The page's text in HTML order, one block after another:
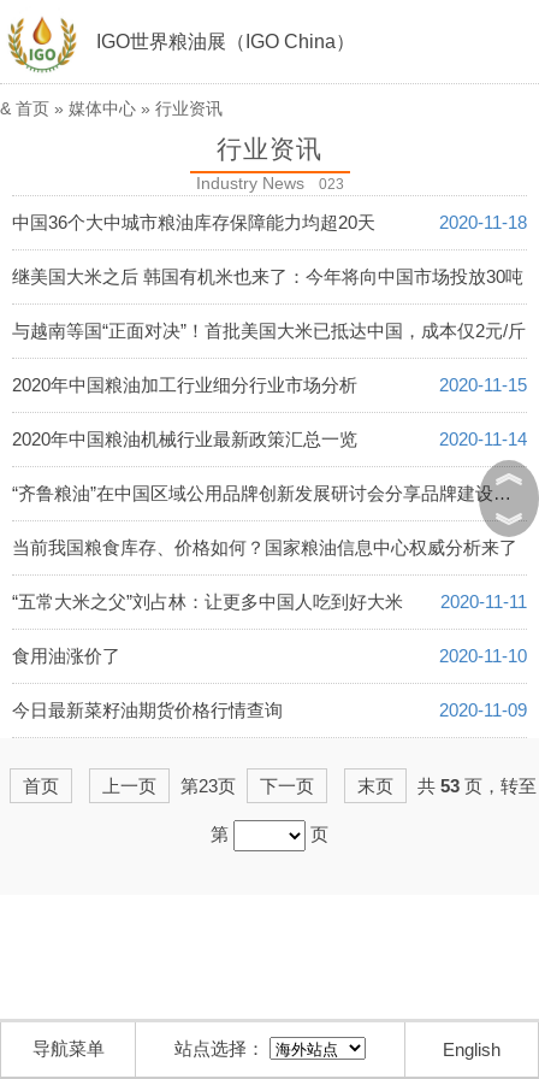
IGO世界粮油展（IGO China）
& 首页 » 媒体中心 » 行业资讯
行业资讯
Industry News 023
中国36个大中城市粮油库存保障能力均超20天 2020-11-18
继美国大米之后 韩国有机米也来了：今年将向中国市场投放30吨
2020-11-17
与越南等国“正面对决”！首批美国大米已抵达中国，成本仅2元/斤
2020-11-16
2020年中国粮油加工行业细分行业市场分析 2020-11-15
2020年中国粮油机械行业最新政策汇总一览 2020-11-14
“齐鲁粮油”在中国区域公用品牌创新发展研讨会分享品牌建设经验
2020-11-13
当前我国粮食库存、价格如何？国家粮油信息中心权威分析来了
2020-11-12
“五常大米之父”刘占林：让更多中国人吃到好大米 2020-11-11
食用油涨价了 2020-11-10
今日最新菜籽油期货价格行情查询 2020-11-09
首页 上一页 第23页 下一页 末页 共 53页，转至
第 页
︽
︾
导航菜单 站点选择： English